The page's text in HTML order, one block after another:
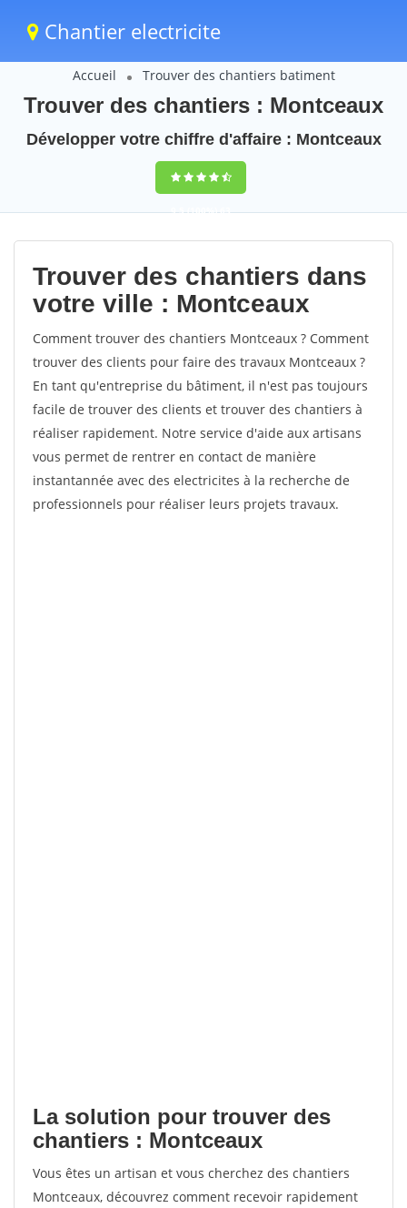
Chantier electricite
Accueil Trouver des chantiers batiment
Trouver des chantiers : Montceaux
Développer votre chiffre d'affaire : Montceaux
9,5(100%)63
votes
Trouver des chantiers dans
votre ville : Montceaux
Comment trouver des chantiers Montceaux ? Comment
trouver des clients pour faire des travaux Montceaux ?
En tant qu'entreprise du bâtiment, il n'est pas toujours
facile de trouver des clients et trouver des chantiers à
réaliser rapidement. Notre service d'aide aux artisans
vous permet de rentrer en contact de manière
instantannée avec des electricites à la recherche de
professionnels pour réaliser leurs projets travaux.
La solution pour trouver des
chantiers : Montceaux
Vous êtes un artisan et vous cherchez des chantiers
Montceaux, découvrez comment recevoir rapidement